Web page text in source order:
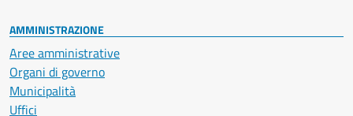
AMMINISTRAZIONE
Aree amministrative
Organi di governo
Municipalità
Uffici